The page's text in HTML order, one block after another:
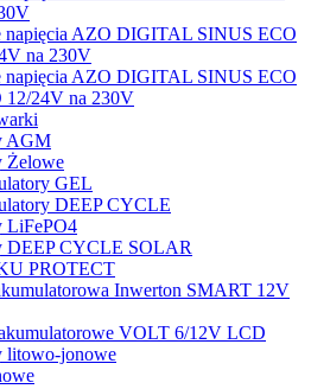
napięcia AZO DIGITAL SINUS ECO
na 230V
napięcia AZO DIGITAL SINUS ECO
24V na 230V
AGM
Żelowe
GEL
DEEP CYCLE
LiFePO4
DEEP CYCLE SOLAR
PROTECT
Inwerton SMART 12V
VOLT 6/12V LCD
litowo-jonowe